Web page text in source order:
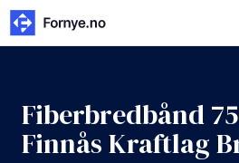
Fiberbredbånd
Finnås Kraftlag